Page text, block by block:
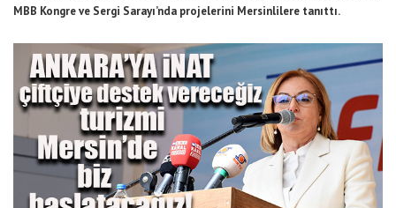
MBB Kongre ve Sergi Sarayı’nda projelerini Mersinlilere tanıttı.